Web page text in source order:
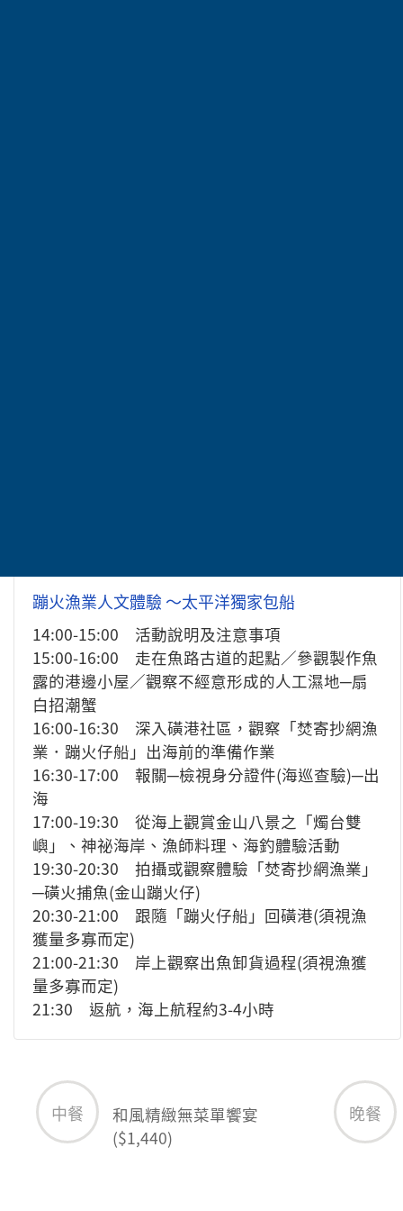
蹦火漁業人文體驗 ～太平洋獨家包船
14:00-15:00 活動說明及注意事項
15:00-16:00 走在魚路古道的起點／參觀製作魚
露的港邊小屋／觀察不經意形成的人工濕地─扇
白招潮蟹
16:00-16:30 深入磺港社區，觀察「焚寄抄網漁
業．蹦火仔船」出海前的準備作業
16:30-17:00 報關─檢視身分證件(海巡查驗)─出
海
17:00-19:30 從海上觀賞金山八景之「燭台雙
嶼」、神祕海岸、漁師料理、海釣體驗活動
19:30-20:30 拍攝或觀察體驗「焚寄抄網漁業」
─磺火捕魚(金山蹦火仔)
20:30-21:00 跟隨「蹦火仔船」回磺港(須視漁
獲量多寡而定)
21:00-21:30 岸上觀察出魚卸貨過程(須視漁獲
量多寡而定)
21:30 返航，海上航程約3-4小時
中餐
和風精緻無菜單饗宴
($1,440)
晚餐